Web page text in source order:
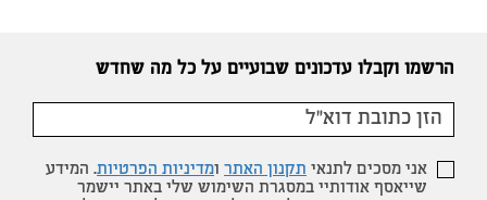
הרשמו וקבלו עדכונים שבועיים על כל מה שחדש
אני מסכים לתנאי תקנון האתר ומדיניות הפרטיות. המידע
שייאסף אודותיי במסגרת השימוש שלי באתר יישמר